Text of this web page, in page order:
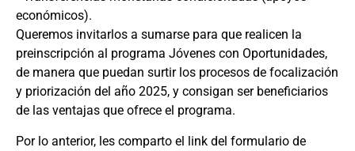
económicos).
Queremos invitarlos a sumarse para que realicen la
preinscripción al programa Jóvenes con Oportunidades,
de manera que puedan surtir los procesos de focalización
y priorización del año 2025, y consigan ser beneficiarios
de las ventajas que ofrece el programa.
Por lo anterior, les comparto el link del formulario de